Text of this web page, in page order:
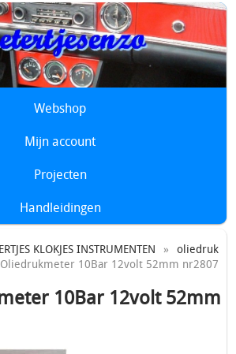
Webshop
Mijn account
Projecten
Handleidingen
KLOKJES INSTRUMENTEN » oliedruk
Oliedrukmeter 10Bar 12volt 52mm nr2807
10Bar 12volt 52mm